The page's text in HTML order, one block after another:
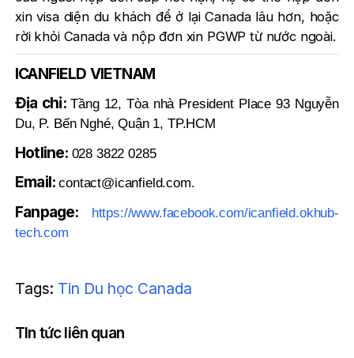
xin visa diện du khách để ở lại Canada lâu hơn, hoặc
rời khỏi Canada và nộp đơn xin PGWP từ nước ngoài.
ICANFIELD VIETNAM
Địa chỉ:Tầng 12, Tòa nhà President Place 93 Nguyễn
Du, P. Bến Nghé, Quận 1, TP.HCM
Hotline: 028 3822 0285
Email:contact@icanfield.com.
Fanpage:
https://www.facebook.com/icanfield.okhub-
tech.com
Tags: Tin Du học Canada
TIn tức liên quan